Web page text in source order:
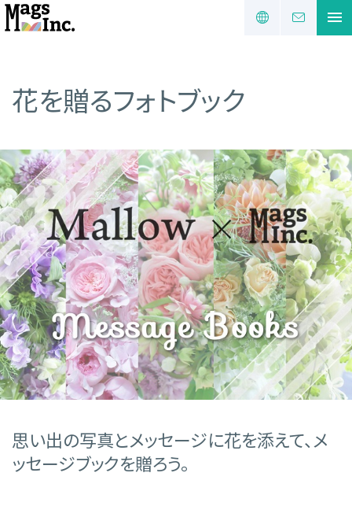
花を贈るフォトブック
思い出の写真とメッセージに花を添えて、メ
ッセージブックを贈ろう。